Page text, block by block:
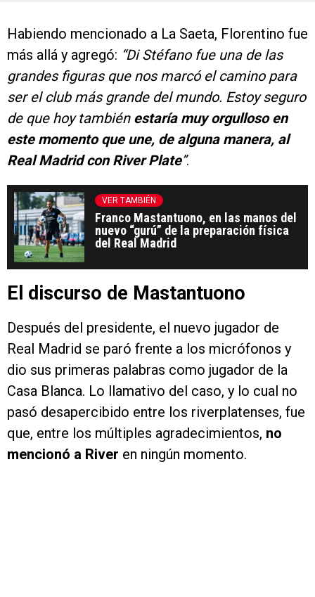
Habiendo mencionado a La Saeta, Florentino fue
más allá y agregó: “Di Stéfano fue una de las
grandes figuras que nos marcó el camino para
ser el club más grande del mundo. Estoy seguro
de que hoy tambiénestaría muy orgulloso en
este momento que une, de alguna manera, al
Real Madrid con River Plate”.
VER TAMBIÉN
Franco Mastantuono, en las manos del
nuevo “gurú” de la preparación física
del Real Madrid
El discurso de Mastantuono
Después del presidente, el nuevo jugador de
Real Madrid se paró frente a los micrófonos y
dio sus primeras palabras como jugador de la
Casa Blanca. Lo llamativo del caso, y lo cual no
pasó desapercibido entre los riverplatenses, fue
que, entre los múltiples agradecimientos, no
mencionó a River en ningún momento.